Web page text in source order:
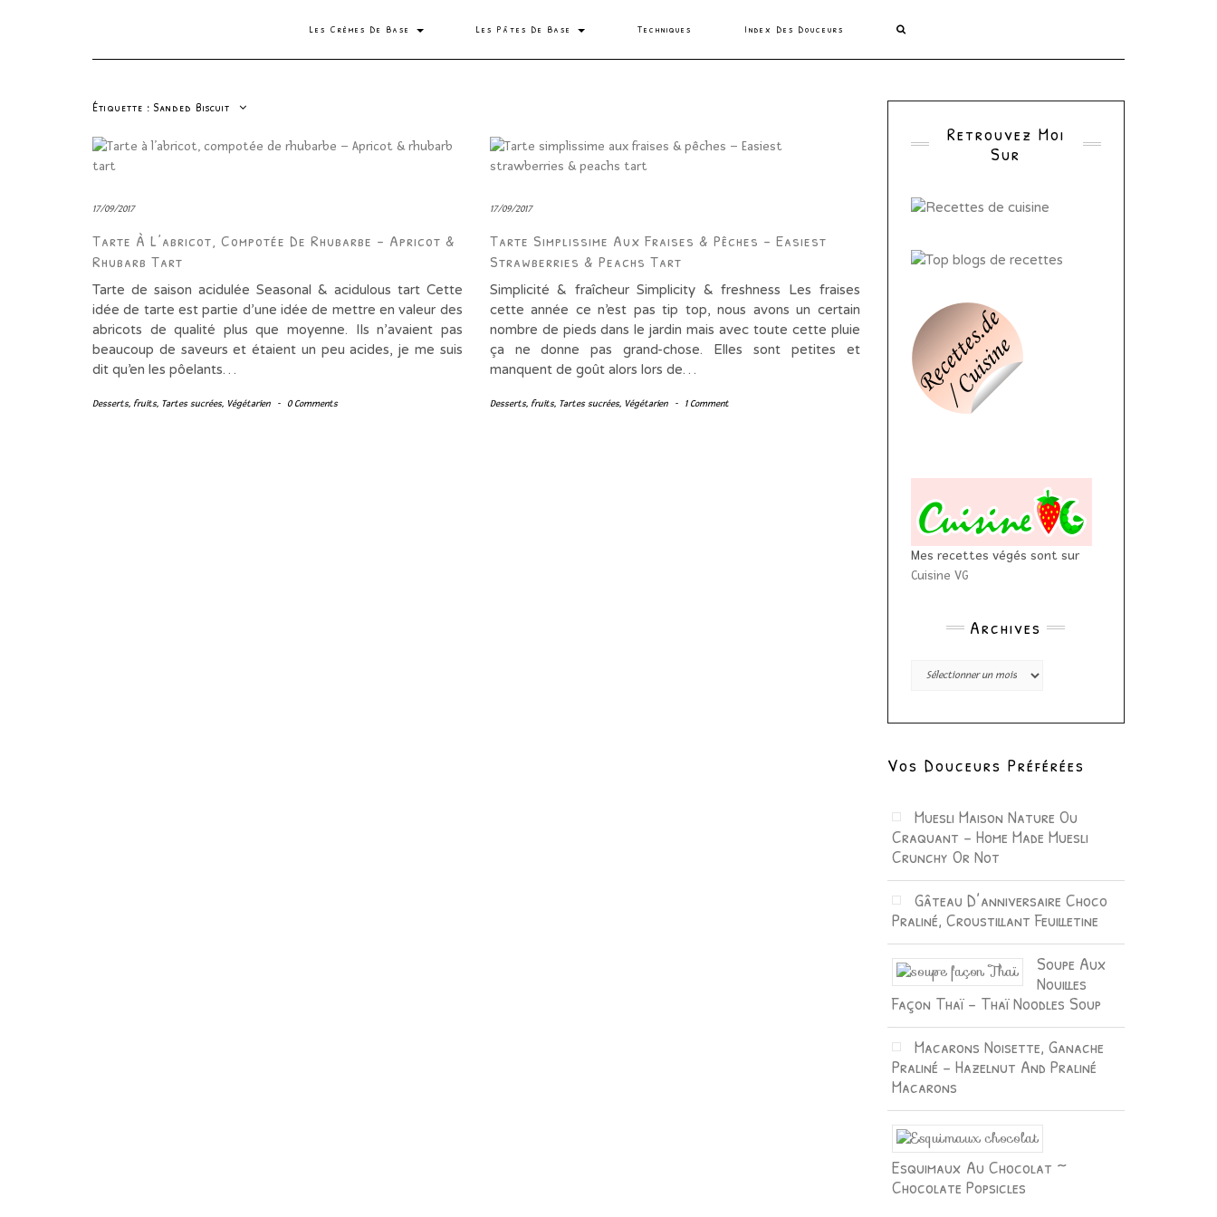
Les Crèmes De Base Les Pâtes De Base Techniques Index Des Douceurs
Étiquette : Sanded Biscuit
17/09/2017
Tarte À L’abricot, Compotée De Rhubarbe – Apricot &
Rhubarb Tart
Tarte de saison acidulée Seasonal & acidulous tart Cette
idée de tarte est partie d’une idée de mettre en valeur des
abricots de qualité plus que moyenne. Ils n’avaient pas
beaucoup de saveurs et étaient un peu acides, je me suis
dit qu’en les pôelants…
Desserts, fruits, Tartes sucrées, Végétarien - 0 Comments
17/09/2017
Tarte Simplissime Aux Fraises & Pêches – Easiest
Strawberries & Peachs Tart
Simplicité & fraîcheur Simplicity & freshness Les fraises
cette année ce n’est pas tip top, nous avons un certain
nombre de pieds dans le jardin mais avec toute cette pluie
ça ne donne pas grand-chose. Elles sont petites et
manquent de goût alors lors de…
Desserts, fruits, Tartes sucrées, Végétarien - 1 Comment
Retrouvez Moi
Sur
Mes recettes végés sont sur
Cuisine VG
Archives
Archives
Vos Douceurs Préférées
Muesli Maison Nature Ou
Craquant – Home Made Muesli
Crunchy Or Not
Gâteau D’anniversaire Choco
Praliné, Croustillant Feuilletine
Soupe Aux
Nouilles
Façon Thaï – Thaï Noodles Soup
Macarons Noisette, Ganache
Praliné – Hazelnut And Praliné
Macarons
Esquimaux Au Chocolat ~
Chocolate Popsicles